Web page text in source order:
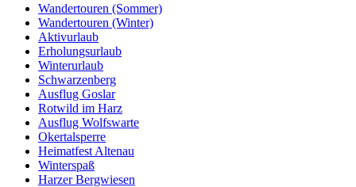
Wandertouren (Sommer)
Wandertouren (Winter)
Aktivurlaub
Erholungsurlaub
Winterurlaub
Schwarzenberg
Ausflug Goslar
Rotwild im Harz
Ausflug Wolfswarte
Okertalsperre
Heimatfest Altenau
Winterspaß
Harzer Bergwiesen